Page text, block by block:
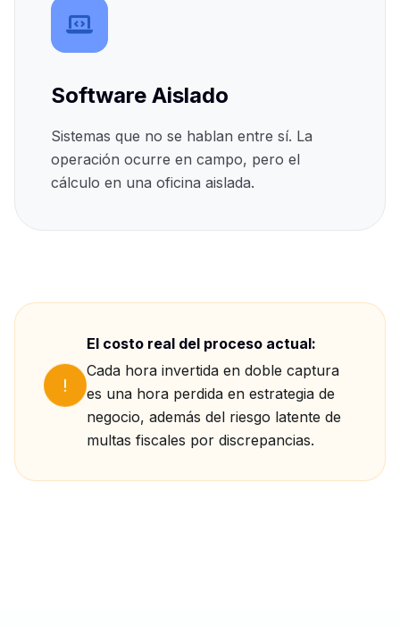
Software Aislado
Sistemas que no se hablan entre sí. La
operación ocurre en campo, pero el
cálculo en una oficina aislada.
El costo real del proceso actual:
Cada hora invertida en doble captura
es una hora perdida en estrategia de
negocio, además del riesgo latente de
multas fiscales por discrepancias.